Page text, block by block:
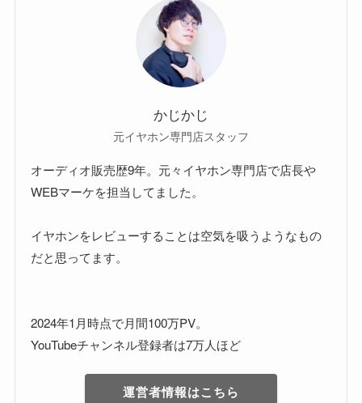
かじかじ
元イヤホン専門店スタッフ
オーディオ販売歴9年。元々イヤホン専門店で店長や
WEBマーケを担当してました。
イヤホンをレビューすることは空気を吸うようなもの
だと思ってます。
2024年1月時点で月間100万PV。
YouTubeチャンネル登録者は7万人ほど
運営者情報はこちら